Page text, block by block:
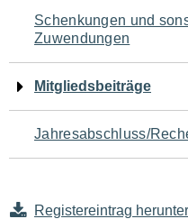
Schenkungen und
Zuwendungen
Mitgliedsbeiträge
Jahresabschluss/
Registereintrag